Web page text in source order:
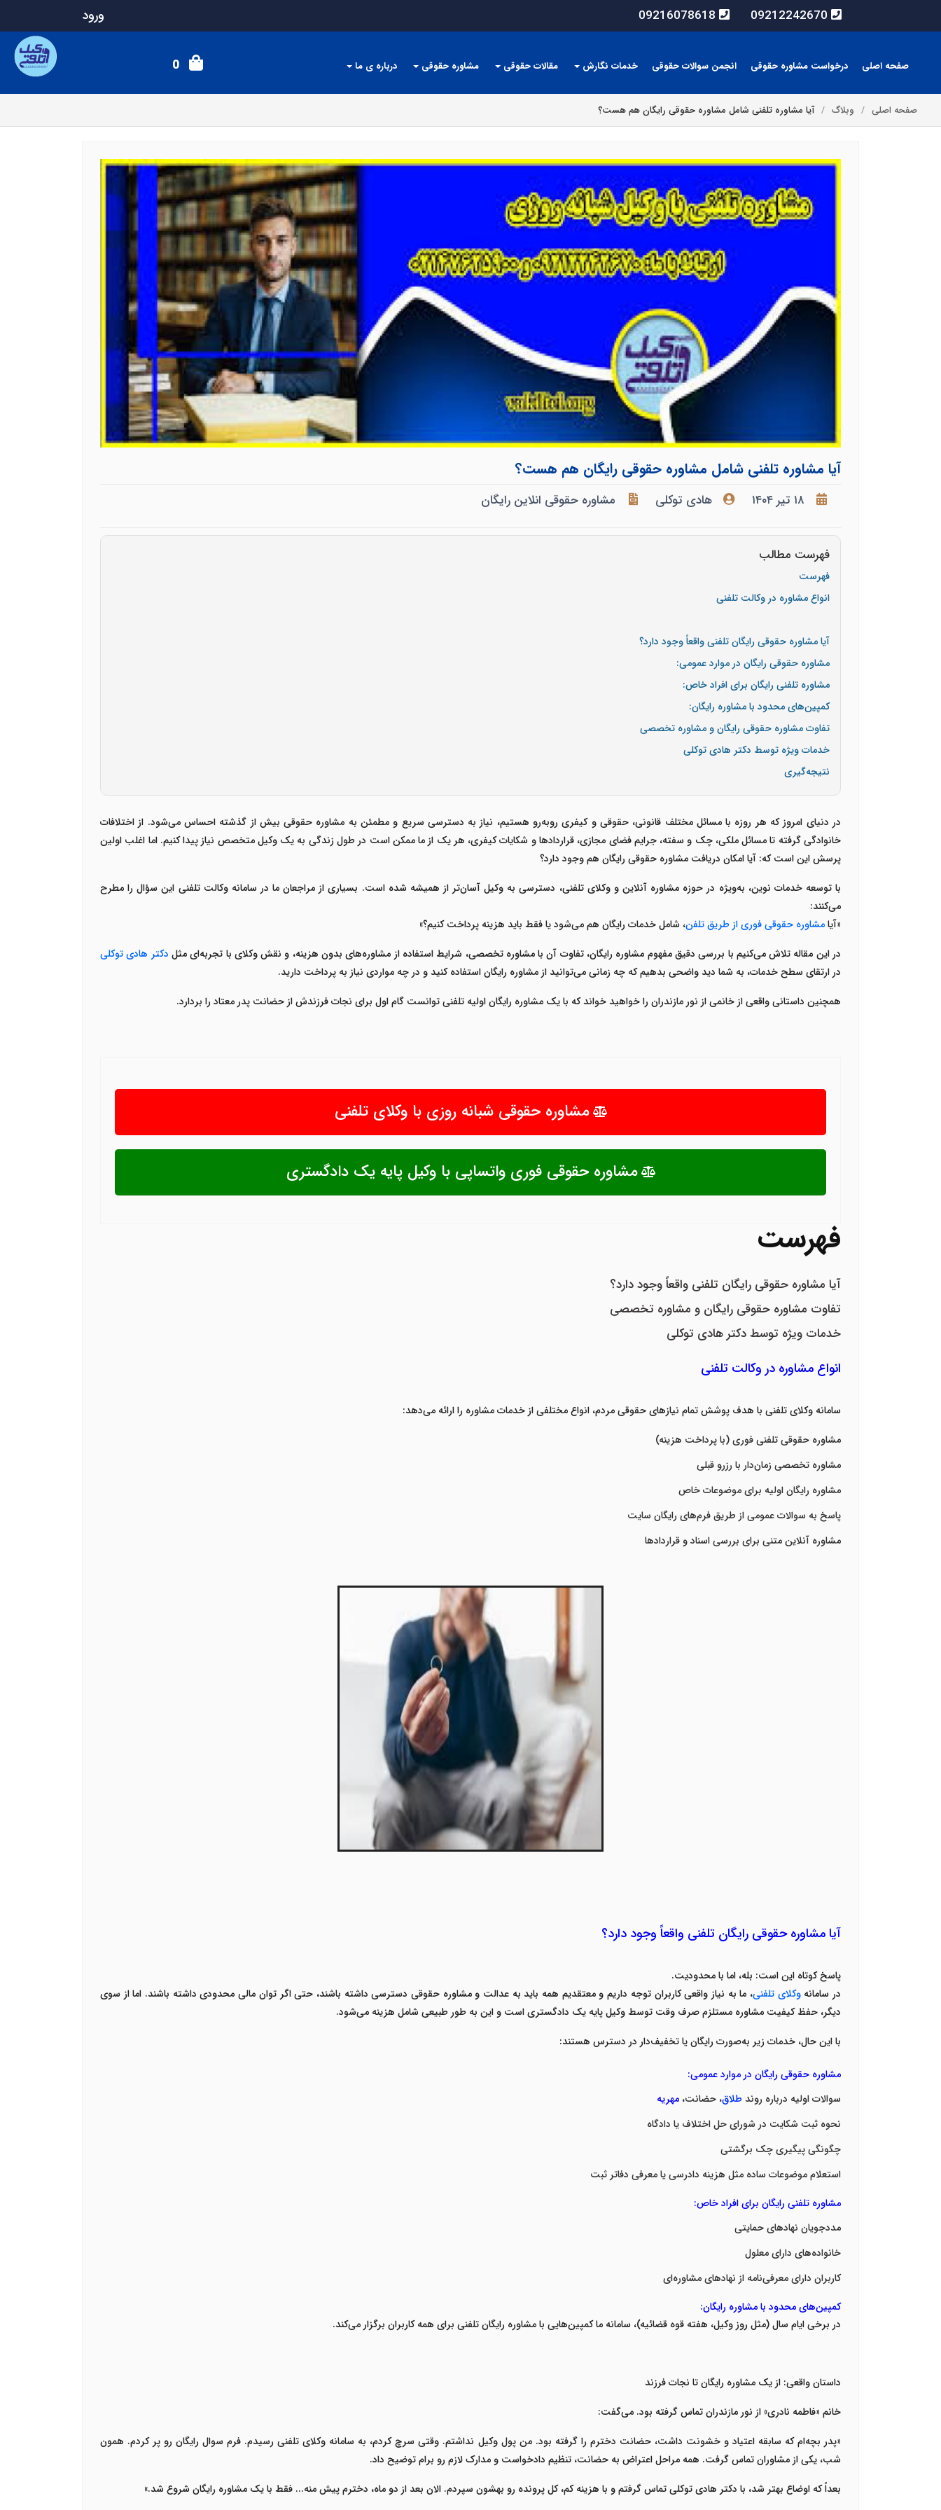
09212242670
09216078618 ورود
صفحه اصلی درخواست مشاوره حقوقی انجمن سوالات حقوقی خدمات نگارش مقالات حقوقی مشاوره حقوقی درباره ی ما 0
صفحه اصلی وبلاگ آیا مشاوره تلفنی شامل مشاوره حقوقی رایگان هم هست؟
آیا مشاوره تلفنی شامل مشاوره حقوقی رایگان هم هست؟
۱۸ تیر ۱۴۰۴ هادی توکلی مشاوره حقوقی انلاین رایگان
فهرست مطالب
فهرست
انواع مشاوره در وکالت تلفنی
آیا مشاوره حقوقی رایگان تلفنی واقعاً وجود دارد؟
مشاوره حقوقی رایگان در موارد عمومی:
مشاوره تلفنی رایگان برای افراد خاص:
کمپین‌های محدود با مشاوره رایگان:
تفاوت مشاوره حقوقی رایگان و مشاوره تخصصی
خدمات ویژه توسط دکتر هادی توکلی
نتیجه‌گیری
در دنیای امروز که هر روزه با مسائل مختلف قانونی، حقوقی و کیفری روبه‌رو هستیم، نیاز به دسترسی سریع و مطمئن به مشاوره حقوقی بیش از گذشته احساس می‌شود. از اختلافات
خانوادگی گرفته تا مسائل ملکی، چک و سفته، جرایم فضای مجازی، قراردادها و شکایات کیفری، هر یک از ما ممکن است در طول زندگی به یکوکیل متخصص نیاز پیدا کنیم. اما اغلب اولین
پرسش این است که: آیا امکان دریافت مشاوره حقوقی رایگان هم وجود دارد؟
با توسعه خدمات نوین، به‌ویژه در حوزه مشاوره آنلاین ووکلای تلفنی، دسترسی به وکیل آسان‌تر از همیشه شده است. بسیاری از مراجعان ما درسامانه وکالت تلفنی این سؤال را مطرح
می‌کنند:
«آیامشاوره حقوقی فوری از طریق تلفن، شامل خدمات رایگان هم می‌شود یا فقط باید هزینه پرداخت کنیم؟»
در این مقاله تلاش می‌کنیم با بررسی دقیق مفهوم مشاوره رایگان، تفاوت آن با مشاوره تخصصی، شرایط استفاده از مشاوره‌های بدون هزینه، و نقش وکلای با تجربه‌ای مثل دکتر هادی توکلی
در ارتقای سطح خدمات، به شما دید واضحی بدهیم که چه زمانی می‌توانید از مشاوره رایگان استفاده کنید و در چه مواردی نیاز به پرداخت دارید.
همچنین داستانی واقعی از خانمی از نور مازندران را خواهید خواند که با یک مشاوره رایگان اولیه تلفنیتوانست گام اول برای نجات فرزندش از حضانت پدر معتاد را بردارد.
مشاوره حقوقی شبانه روزی با وکلای تلفنی
مشاوره حقوقی فوری واتساپی با وکیل پایه یک دادگستری
فهرست
آیا مشاوره حقوقی رایگان تلفنی واقعاً وجود دارد؟
تفاوت مشاوره حقوقی رایگان و مشاوره تخصصی
خدمات ویژه توسط دکتر هادی توکلی
انواع مشاوره در وکالت تلفنی
سامانه وکلای تلفنی با هدف پوشش تمام نیازهای حقوقی مردم، انواع مختلفی از خدمات مشاوره را ارائه می‌دهد:
مشاوره حقوقی تلفنی فوری(با پرداخت هزینه)
مشاوره تخصصی زمان‌دار با رزرو قبلی
مشاوره رایگان اولیه برای موضوعات خاص
پاسخ به سوالات عمومی از طریق فرم‌های رایگان سایت
مشاوره آنلاین متنی برای بررسی اسناد و قراردادها
آیا مشاوره حقوقی رایگان تلفنی واقعاً وجود دارد؟
پاسخ کوتاه این است: بله، اما با محدودیت.
در سامانه وکلای تلفنی، ما به نیاز واقعی کاربران توجه داریم و معتقدیم همه باید به عدالت و مشاوره حقوقی دسترسی داشته باشند، حتی اگر توان مالی محدودی داشته باشند. اما از سوی
دیگر، حفظ کیفیت مشاوره مستلزم صرف وقت توسطوکیل پایه یک دادگستریاست و این به طور طبیعی شامل هزینه می‌شود.
با این حال، خدمات زیر به‌صورترایگان یا تخفیف‌دار در دسترس هستند:
مشاوره حقوقی رایگان در موارد عمومی:
سوالات اولیه درباره روند طلاق، حضانت، مهریه
نحوه ثبت شکایت در شورای حل اختلاف یا دادگاه
چگونگی پیگیری چک برگشتی
استعلام موضوعات ساده مثل هزینه دادرسی یا معرفی دفاتر ثبت
مشاوره تلفنی رایگان برای افراد خاص:
مددجویان نهادهای حمایتی
خانواده‌های دارای معلول
کاربران دارای معرفی‌نامه از نهادهای مشاوره‌ای
کمپین‌های محدود با مشاوره رایگان:
در برخی ایام سال (مثل روز وکیل، هفته قوه قضائیه)، سامانه ما کمپین‌هایی بامشاوره رایگان تلفنی برای همه کاربران برگزار می‌کند.
داستان واقعی: از یک مشاوره رایگان تا نجات فرزند
خانم «فاطمه نادری» از نور مازندران تماس گرفته بود. می‌گفت:
«پدر بچه‌ام که سابقه اعتیاد و خشونت داشت، حضانت دخترم را گرفته بود. من پول وکیل نداشتم. وقتی سرچ کردم، به سامانه وکلای تلفنی رسیدم. فرم سوال رایگان رو پر کردم. همون
شب، یکی از مشاوران تماس گرفت. همه مراحل اعتراض به حضانت، تنظیم دادخواست و مدارک لازم رو برام توضیح داد.
بعداً که اوضاع بهتر شد، با دکتر هادی توکلیتماس گرفتم و با هزینه کم، کل پرونده رو بهشون سپردم. الان بعد از دو ماه، دخترم پیش منه... فقط با یک مشاوره رایگان شروع شد.»